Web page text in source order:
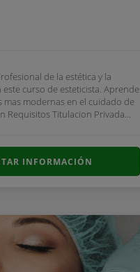
de la estética y la
curso de esteticista. Aprende
mas modernas en el cuidado de
Requisitos Titulacion Privada...
INFORMACIÓN